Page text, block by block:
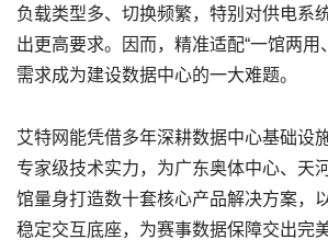
负载类型多、切换频繁，特别对供电系
出更高要求。因而，精准适配“一馆两用
需求成为建设数据中心的一大难题。
艾特网能凭借多年深耕数据中心基础设
专家级技术实力，为广东奥体中心、天
馆量身打造数十套核心产品解决方案，
稳定交互底座，为赛事数据保障交出完